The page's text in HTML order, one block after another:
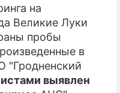
на
Великие Луки
пробы
в
"Гродненский
выявлен